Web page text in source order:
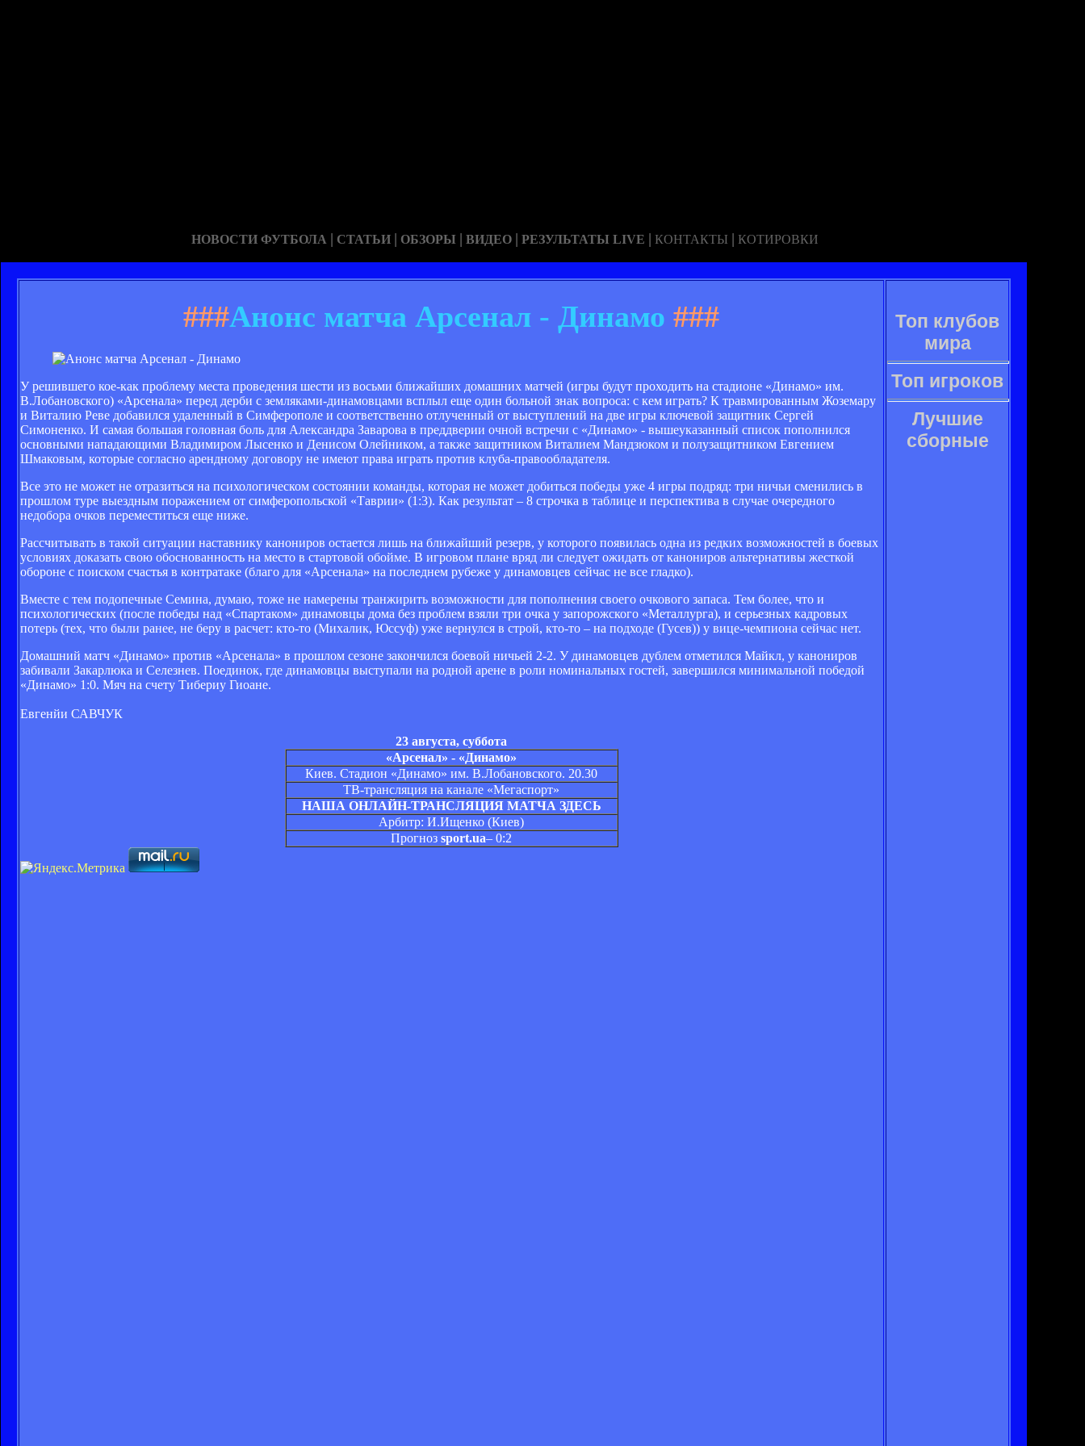
НОВОСТИ ФУТБОЛА | СТАТЬИ | ОБЗОРЫ | ВИДЕО | РЕЗУЛЬТАТЫ LIVE | КОНТАКТЫ | КОТИРОВКИ
###Анонс матча Арсенал - Динамо ###
У решившего кое-как проблему места проведения шести из восьми ближайших домашних матчей (игры будут проходить на стадионе «Динамо» им.
В.Лобановского) «Арсенала» перед дерби с земляками-динамовцами всплыл еще один больной знак вопроса: с кем играть? К травмированным Жоземару
и Виталию Реве добавился удаленный в Симферополе и соответственно отлученный от выступлений на две игры ключевой защитник Сергей
Симоненко. И самая большая головная боль для Александра Заварова в преддверии очной встречи с «Динамо» - вышеуказанный список пополнился
основными нападающими Владимиром Лысенко и Денисом Олейником, а также защитником Виталием Мандзюком и полузащитником Евгением
Шмаковым, которые согласно арендному договору не имеют права играть против клуба-правообладателя.
Все это не может не отразиться на психологическом состоянии команды, которая не может добиться победы уже 4 игры подряд: три ничьи сменились в
прошлом туре выездным поражением от симферопольской «Таврии» (1:3). Как результат – 8 строчка в таблице и перспектива в случае очередного
недобора очков переместиться еще ниже.
Рассчитывать в такой ситуации наставнику канониров остается лишь на ближайший резерв, у которого появилась одна из редких возможностей в боевых
условиях доказать свою обоснованность на место в стартовой обойме. В игровом плане вряд ли следует ожидать от канониров альтернативы жесткой
обороне с поиском счастья в контратаке (благо для «Арсенала» на последнем рубеже у динамовцев сейчас не все гладко).
Вместе с тем подопечные Семина, думаю, тоже не намерены транжирить возможности для пополнения своего очкового запаса. Тем более, что и
психологических (после победы над «Спартаком» динамовцы дома без проблем взяли три очка у запорожского «Металлурга), и серьезных кадровых
потерь (тех, что были ранее, не беру в расчет: кто-то (Михалик, Юссуф) уже вернулся в строй, кто-то – на подходе (Гусев)) у вице-чемпиона сейчас нет.
Домашний матч «Динамо» против «Арсенала» в прошлом сезоне закончился боевой ничьей 2-2. У динамовцев дублем отметился Майкл, у канониров
забивали Закарлюка и Селезнев. Поединок, где динамовцы выступали на родной арене в роли номинальных гостей, завершился минимальной победой
«Динамо» 1:0. Мяч на счету Тибериу Гиоане.
Евгенйи САВЧУК
23 августа, суббота
«Арсенал» - «Динамо»
Киев. Стадион «Динамо» им. В.Лобановского. 20.30
ТВ-трансляция на канале «Мегаспорт»
НАША ОНЛАЙН-ТРАНСЛЯЦИЯ МАТЧА ЗДЕСЬ
Арбитр: И.Ищенко (Киев)
Прогноз sport.ua– 0:2
Топ клубов
мира
Топ игроков
Лучшие
сборные